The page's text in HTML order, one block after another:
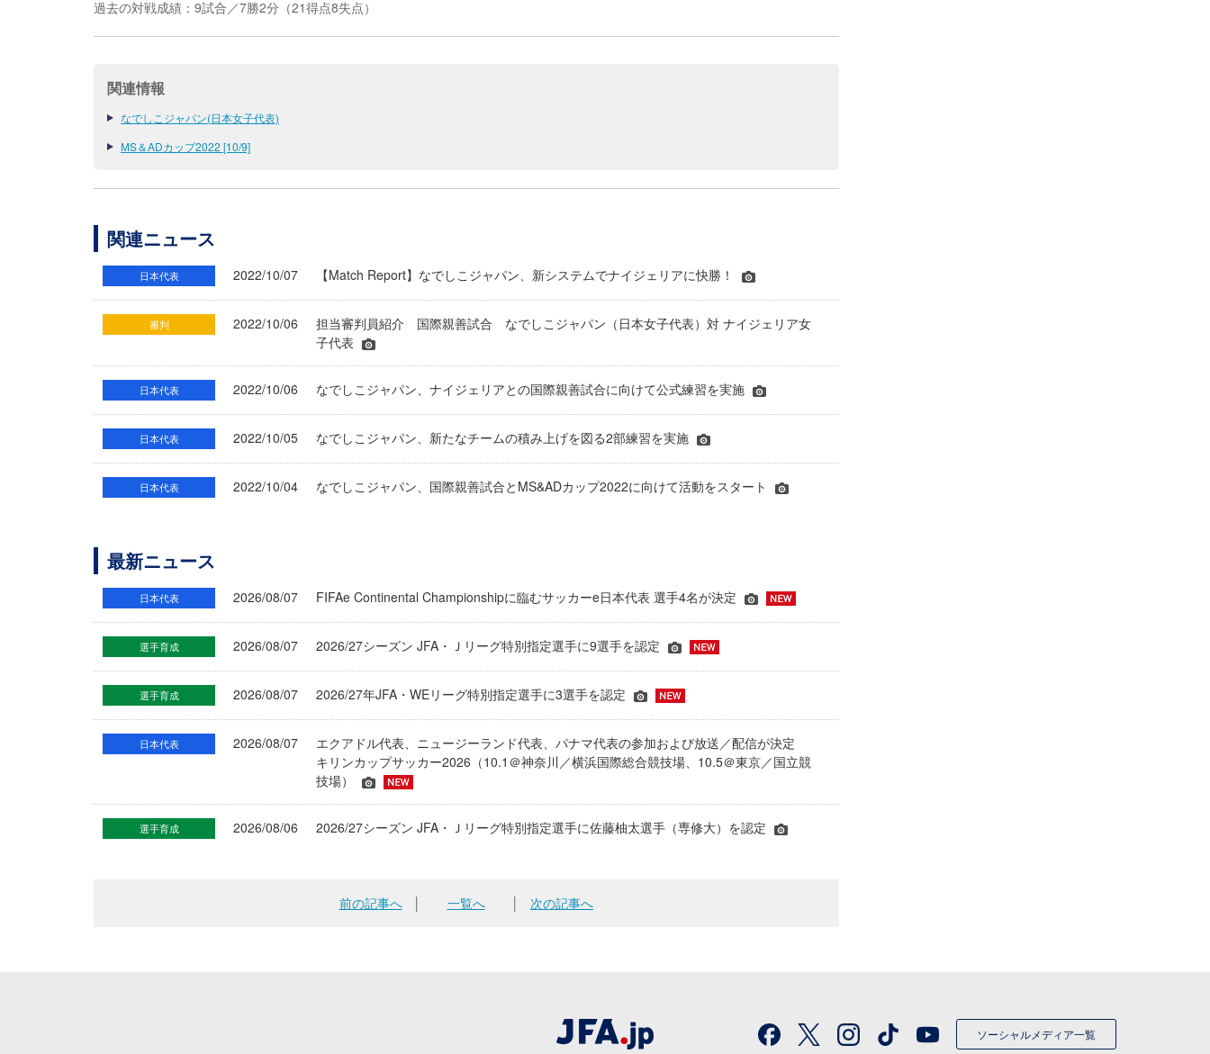
過去の対戦成績：9試合／7勝2分（21得点8失点）
関連情報
なでしこジャパン(日本女子代表)
MS＆ADカップ2022 [10/9]
関連ニュース
日本代表 2022/10/07 【Match Report】なでしこジャパン、新システムでナイジェリアに快勝！
審判 2022/10/06
担当審判員紹介 国際親善試合 なでしこジャパン（日本女子代表）対 ナイジェリア女
子代表
日本代表 2022/10/06 なでしこジャパン、ナイジェリアとの国際親善試合に向けて公式練習を実施
日本代表 2022/10/05 なでしこジャパン、新たなチームの積み上げを図る2部練習を実施
日本代表 2022/10/04 なでしこジャパン、国際親善試合とMS&ADカップ2022に向けて活動をスタート
最新ニュース
日本代表 2026/08/07 FIFAe Continental Championshipに臨むサッカーe日本代表 選手4名が決定
選手育成 2026/08/07 2026/27シーズン JFA・Ｊリーグ特別指定選手に9選手を認定
選手育成 2026/08/07 2026/27年JFA・WEリーグ特別指定選手に3選手を認定
日本代表 2026/08/07
エクアドル代表、ニュージーランド代表、パナマ代表の参加および放送／配信が決定
キリンカップサッカー2026（10.1＠神奈川／横浜国際総合競技場、10.5＠東京／国立競
技場）
選手育成 2026/08/06 2026/27シーズン JFA・Ｊリーグ特別指定選手に佐藤柚太選手（専修大）を認定
前の記事へ│ 一覧へ 次の記事へ
ソーシャルメディア一覧